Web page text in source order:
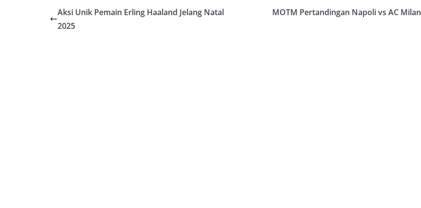
Aksi Unik Pemain Erling Haaland Jelang Natal
2025
MOTM Pertandingan Napoli vs AC Milan